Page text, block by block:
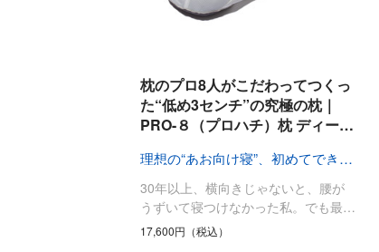
枕のプロ8人がこだわってつくっ
た“低め3センチ”の究極の枕｜
PRO-８（プロハチ）枕 ディー…
理想の“あお向け寝”、初めてできた！
30年以上、横向きじゃないと、腰が
うずいて寝つけなかった私。でも最…
17,600円（税込）